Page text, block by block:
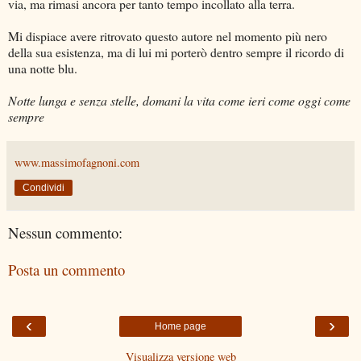
via, ma rimasi ancora per tanto tempo incollato alla terra.
Mi dispiace avere ritrovato questo autore nel momento più nero
della sua esistenza, ma di lui mi porterò dentro sempre il ricordo di
una notte blu.
Notte lunga e senza stelle, domani la vita come ieri come oggi come
sempre
www.massimofagnoni.com
Condividi
Nessun commento:
Posta un commento
‹ ›
Home page
Visualizza versione web